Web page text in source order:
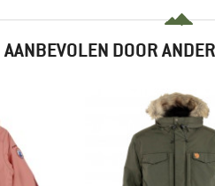
AANBEVOLEN DOOR